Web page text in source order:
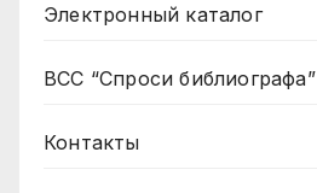
Электронный каталог
ВСС “Спроси библиографа”
Контакты